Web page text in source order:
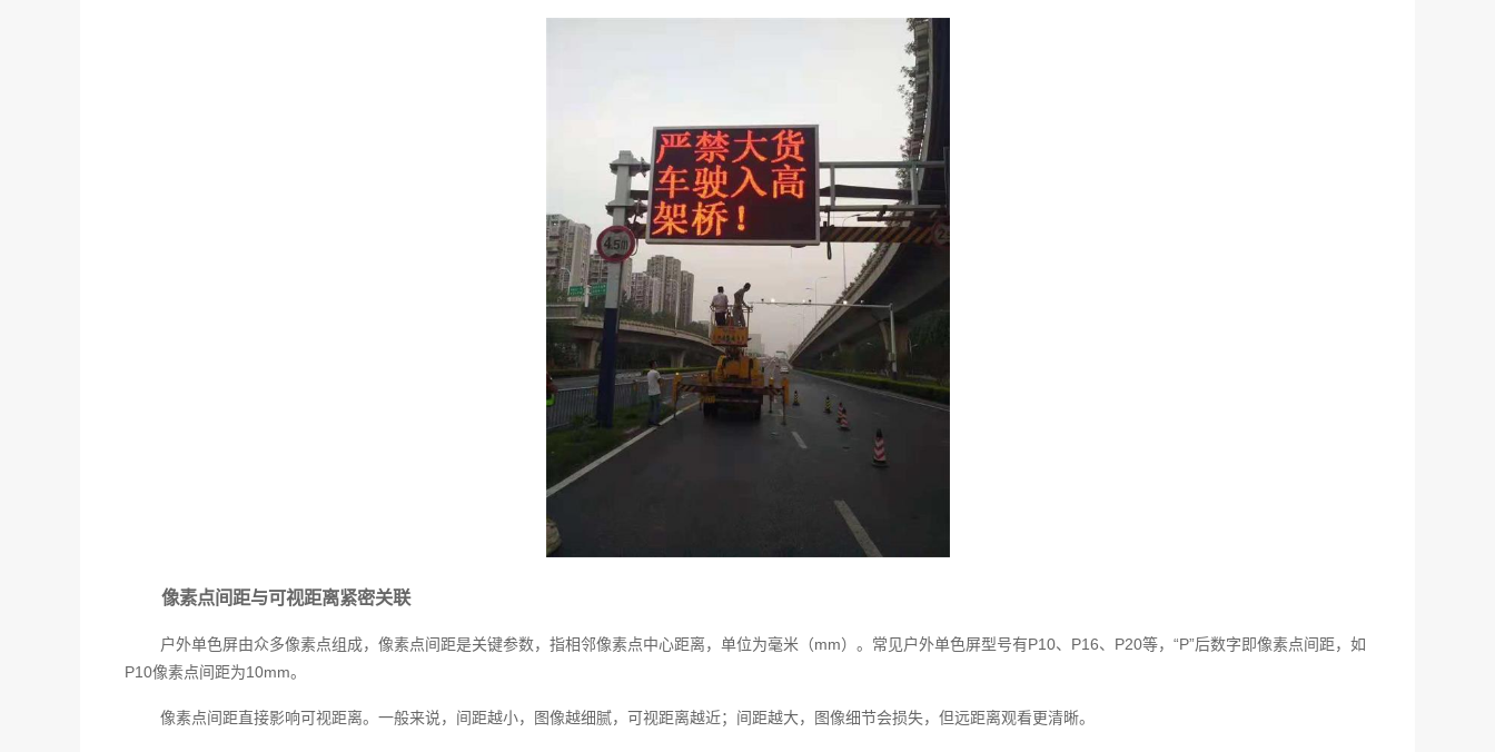
像素点间距与可视距离紧密关联
户外单色屏由众多像素点组成，像素点间距是关键参数，指相邻像素点中心距离，单位为毫米（mm）。常见户外单色屏型号有P10、P16、P20等，“P”后数字即像素点间距，如
P10像素点间距为10mm。
像素点间距直接影响可视距离。一般来说，间距越小，图像越细腻，可视距离越近；间距越大，图像细节会损失，但远距离观看更清晰。